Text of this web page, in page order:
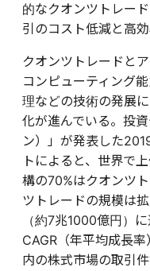
的なクオンツトレー
引のコスト低減と高
クオンツトレードと
コンピューティング
理などの技術の発展
化が進んでいる。投
ン）」が発表した
トによると、世界で
構の70%はクオンツ
ツトレードの規模は
（約7兆1000億円）
CAGR（年平均成長
内の株式市場の取引